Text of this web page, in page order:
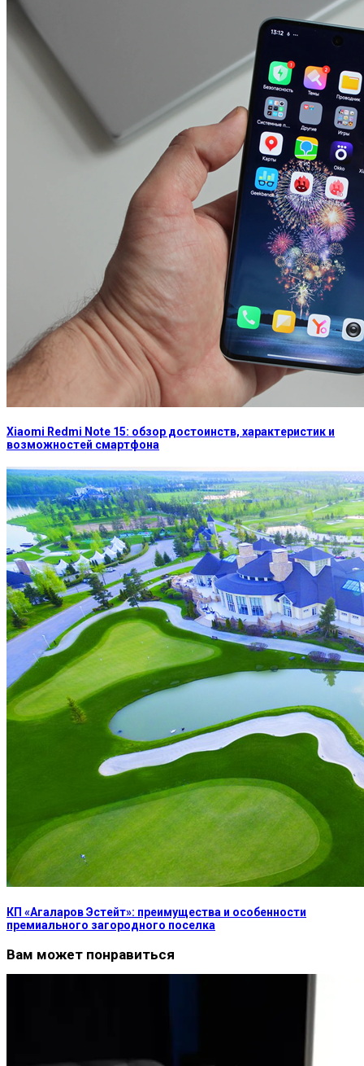
Xiaomi Redmi Note 15: обзор достоинств, характеристик и
возможностей смартфона
КП «Агаларов Эстейт»: преимущества и особенности
премиального загородного поселка
Вам может понравиться